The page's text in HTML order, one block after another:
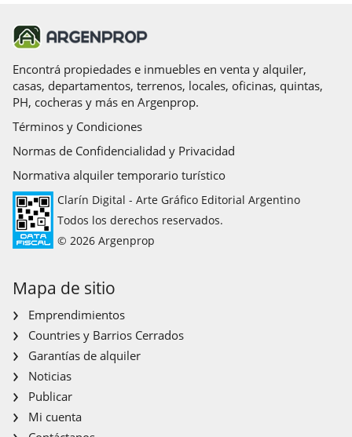
Encontrá propiedades e inmuebles en venta y alquiler,
casas, departamentos, terrenos, locales, oficinas, quintas,
PH, cocheras y más en Argenprop.
Términos y Condiciones
Normas de Confidencialidad y Privacidad
Normativa alquiler temporario turístico
Clarín Digital - Arte Gráfico Editorial Argentino
Todos los derechos reservados.
© 2026 Argenprop
Mapa de sitio
Emprendimientos
Countries y Barrios Cerrados
Garantías de alquiler
Noticias
Publicar
Mi cuenta